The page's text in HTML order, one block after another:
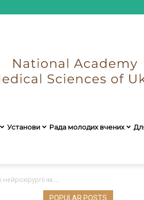
Установи Рада молодих вчених
ім....
POPULAR POSTS